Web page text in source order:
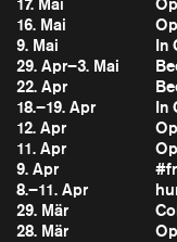
16. Mai
9. Mai
In
29. Apr–3. Mai
22. Apr
18.–19. Apr
In
12. Apr
11. Apr
9. Apr
8.–11. Apr
29. Mär
28. Mär